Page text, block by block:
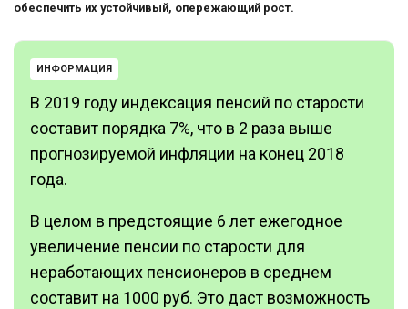
обеспечить их устойчивый, опережающий рост.
ИНФОРМАЦИЯ
В 2019 году индексация пенсий по старости
составит порядка 7%, что в 2 раза выше
прогнозируемой инфляции на конец 2018
года.
В целом в предстоящие 6 лет ежегодное
увеличение пенсии по старости для
неработающих пенсионеров в среднем
составит на 1000 руб. Это даст возможность